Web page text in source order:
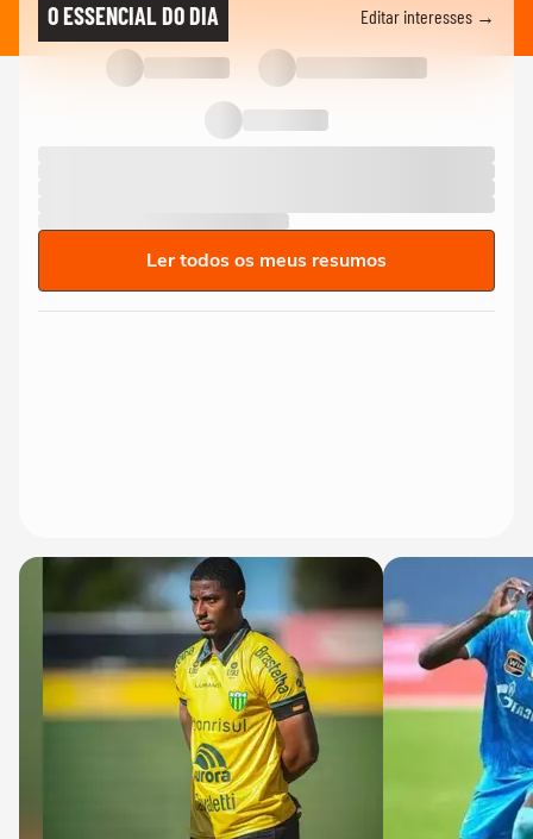
O ESSENCIAL DO DIA Editar interesses →
Ler todos os meus resumos